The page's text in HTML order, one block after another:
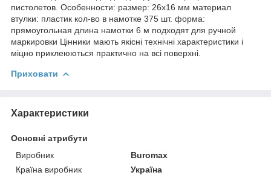
пистолетов. Особенности: размер: 26x16 мм материал
втулки: пластик кол-во в намотке 375 шт. форма:
прямоугольная длина намотки 6 м подходят для ручной
маркировки Цінники мають якісні технічні характеристики і
міцно приклеюються практично на всі поверхні.
Приховати
Характеристики
Основні атрибути
Виробник
Buromax
Країна виробник
Україна